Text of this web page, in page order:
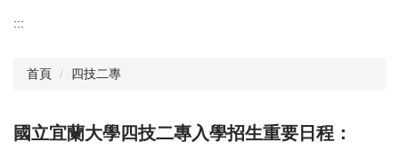
:::
首頁 四技二專
國立宜蘭大學四技二專入學招生重要日程：